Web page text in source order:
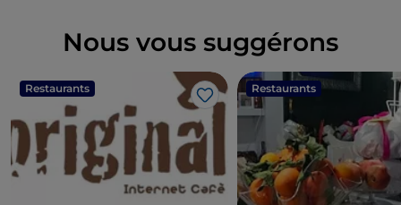
Nous vous suggérons
Restaurants
J’aime
Restaurants